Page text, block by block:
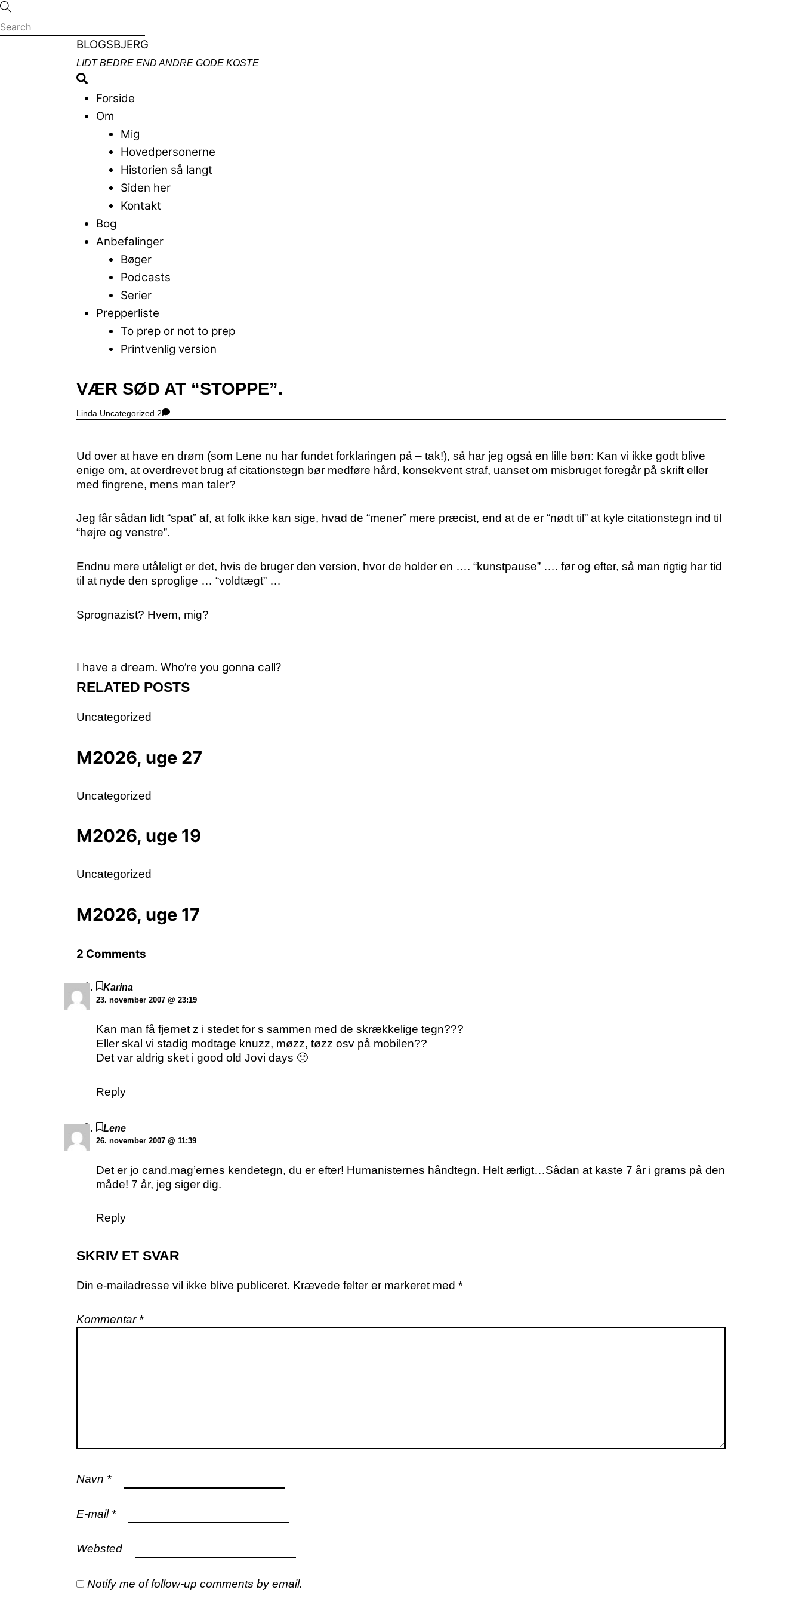
Skip
to
Menu
BLOGSBJERG
LIDT BEDRE END ANDRE GODE KOSTE
Search
Forside
Om
Mig
Hovedpersonerne
Historien så langt
Siden her
Kontakt
Bog
Anbefalinger
Bøger
Podcasts
Serier
Prepperliste
To prep or not to prep
Printvenlig version
Close
VÆR SØD AT “STOPPE”.
Linda Uncategorized 2
Ud over at have en drøm (som Lene nu har fundet forklaringen på – tak!), så har jeg også en lille bøn: Kan vi ikke godt blive
enige om, at overdrevet brug af citationstegn bør medføre hård, konsekvent straf, uanset om misbruget foregår på skrift eller
med fingrene, mens man taler?
Jeg får sådan lidt “spat” af, at folk ikke kan sige, hvad de “mener” mere præcist, end at de er “nødt til” at kyle citationstegn ind til
“højre og venstre”.
Endnu mere utåleligt er det, hvis de bruger den version, hvor de holder en …. “kunstpause” …. før og efter, så man rigtig har tid
til at nyde den sproglige … “voldtægt” …
Sprognazist? Hvem, mig?
I have a dream. Who’re you gonna call?
RELATED POSTS
Uncategorized
M2026, uge 27
Uncategorized
M2026, uge 19
Uncategorized
M2026, uge 17
2 Comments
Karina
23. november 2007 @ 23:19
Kan man få fjernet z i stedet for s sammen med de skrækkelige tegn???
Eller skal vi stadig modtage knuzz, møzz, tøzz osv på mobilen??
Det var aldrig sket i good old Jovi days 🙂
Reply
Lene
26. november 2007 @ 11:39
Det er jo cand.mag’ernes kendetegn, du er efter! Humanisternes håndtegn. Helt ærligt…Sådan at kaste 7 år i grams på den
måde! 7 år, jeg siger dig.
Reply
SKRIV ET SVAR
Din e-mailadresse vil ikke blive publiceret. Krævede felter er markeret med *
Kommentar *
Navn *
E-mail *
Websted
Notify me of follow-up comments by email.